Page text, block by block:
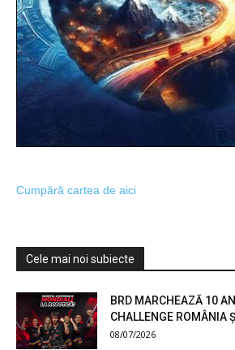
Cumpără cartea de aici
Cele mai noi subiecte
BRD MARCHEAZĂ 10
CHALLENGE ROMÂNIA
08/07/2026